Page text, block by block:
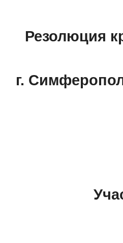
Резолюция
г.